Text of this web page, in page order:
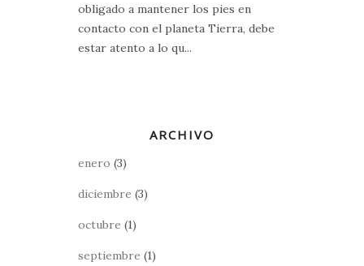
obligado a mantener los pies en
contacto con el planeta Tierra, debe
estar atento a lo qu...
ARCHIVO
enero (3)
diciembre (3)
octubre (1)
septiembre (1)